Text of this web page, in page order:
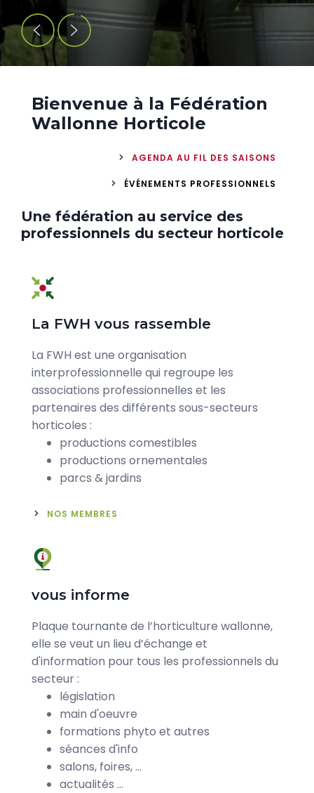
Bienvenue à la Fédération
Wallonne Horticole
AGENDA AU FIL DES SAISONS
ÉVÉNEMENTS PROFESSIONNELS
Page Content
Une fédération au service des
professionnels du secteur horticole
Icône
La FWH vous rassemble
Corps
La FWH est une organisation
interprofessionnelle qui regroupe les
associations professionnelles et les
partenaires des différents sous-secteurs
horticoles :
productions comestibles
productions ornementales
parcs & jardins
NOS MEMBRES
Icône
vous informe
Corps
Plaque tournante de l’horticulture wallonne,
elle se veut un lieu d’échange et
d'information pour tous les professionnels du
secteur :
législation
main d'oeuvre
formations phyto et autres
séances d'info
salons, foires, ...
actualités …